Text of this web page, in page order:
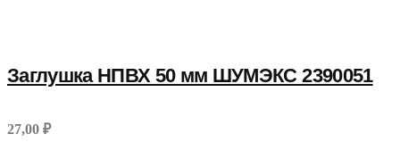
Заглушка НПВХ 50 мм ШУМЭКС 2390051
27,00 ₽